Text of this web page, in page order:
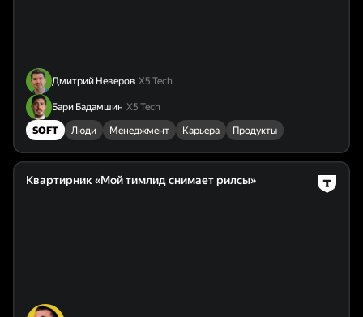
Дмитрий Неверов Х5 Tech
Бари Бадамшин Х5 Tech
SOFT Люди Менеджмент Карьера Продукты
Квартирник «Мой тимлид снимает рилсы»